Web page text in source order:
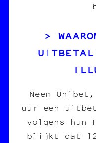
Neem
uur een
volgens hun
blijkt dat 12